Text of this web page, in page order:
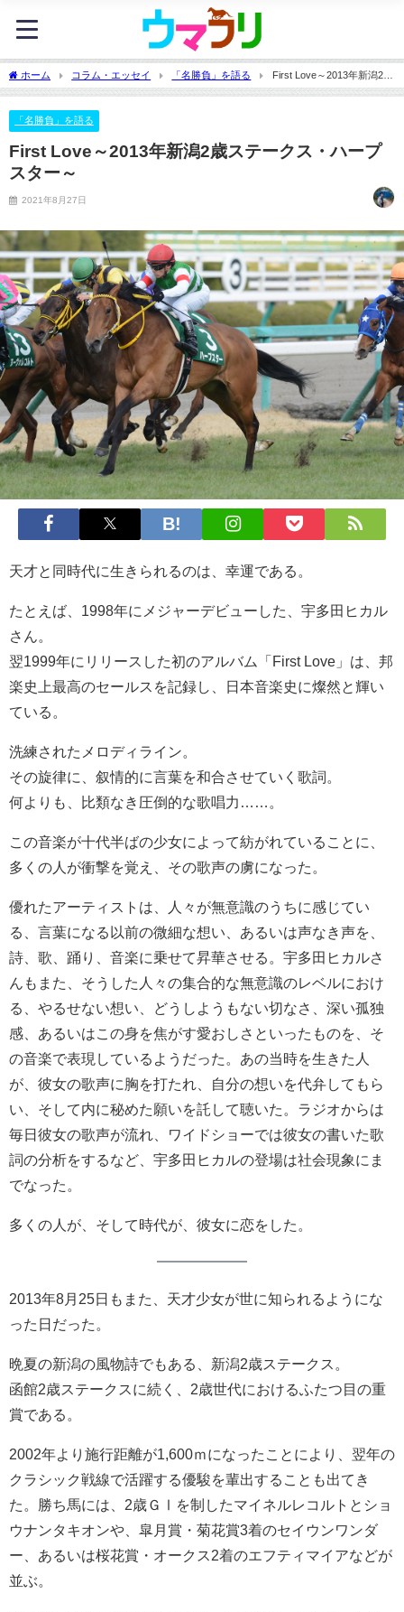
ホーム コラム・エッセイ 「名勝負」を語る
First Love～2013年新潟2歳
ステークス・ハープスター～
「名勝負」を語る
First Love～2013年新潟2歳ステークス・ハープ
スター～
2021年8月27日
天才と同時代に生きられるのは、幸運である。
たとえば、1998年にメジャーデビューした、宇多田ヒカル
さん。
翌1999年にリリースした初のアルバム「First Love」は、邦
楽史上最高のセールスを記録し、日本音楽史に燦然と輝い
ている。
洗練されたメロディライン。
その旋律に、叙情的に言葉を和合させていく歌詞。
何よりも、比類なき圧倒的な歌唱力……。
この音楽が十代半ばの少女によって紡がれていることに、
多くの人が衝撃を覚え、その歌声の虜になった。
優れたアーティストは、人々が無意識のうちに感じてい
る、言葉になる以前の微細な想い、あるいは声なき声を、
詩、歌、踊り、音楽に乗せて昇華させる。宇多田ヒカルさ
んもまた、そうした人々の集合的な無意識のレベルにおけ
る、やるせない想い、どうしようもない切なさ、深い孤独
感、あるいはこの身を焦がす愛おしさといったものを、そ
の音楽で表現しているようだった。あの当時を生きた人
が、彼女の歌声に胸を打たれ、自分の想いを代弁してもら
い、そして内に秘めた願いを託して聴いた。ラジオからは
毎日彼女の歌声が流れ、ワイドショーでは彼女の書いた歌
詞の分析をするなど、宇多田ヒカルの登場は社会現象にま
でなった。
多くの人が、そして時代が、彼女に恋をした。
2013年8月25日もまた、天才少女が世に知られるようにな
った日だった。
晩夏の新潟の風物詩でもある、新潟2歳ステークス。
函館2歳ステークスに続く、2歳世代におけるふたつ目の重
賞である。
2002年より施行距離が1,600ｍになったことにより、翌年の
クラシック戦線で活躍する優駿を輩出することも出てき
た。勝ち馬には、2歳ＧⅠを制したマイネルレコルトとショ
ウナンタキオンや、皐月賞・菊花賞3着のセイウンワンダ
ー、あるいは桜花賞・オークス2着のエフティマイアなどが
並ぶ。